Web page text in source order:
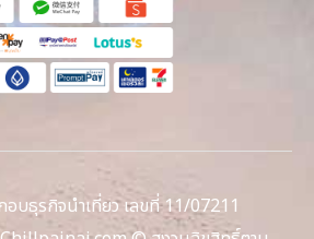
บธุรกิจนำเที่ยว เลขที่ 11/07211